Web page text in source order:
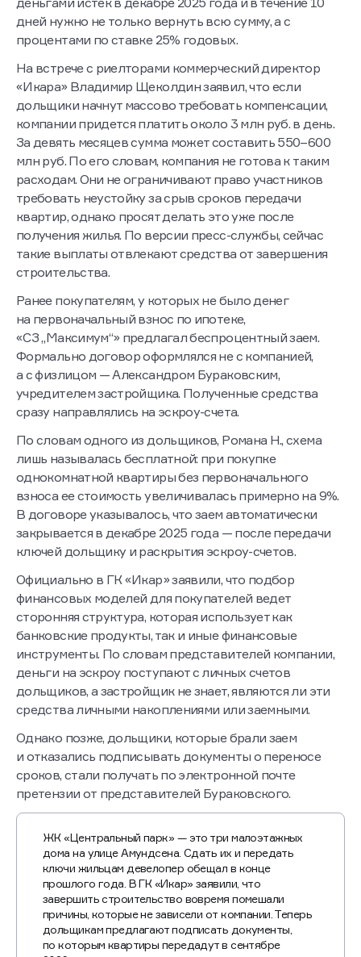
66.RU. В письме им заявили, что срок пользования
деньгами истек в декабре 2025 года и в течение 10
дней нужно не только вернуть всю сумму, а с
процентами по ставке 25% годовых.
На встрече с риелторами коммерческий директор
«Икара» Владимир Щеколдин заявил, что если
дольщики начнут массово требовать компенсации,
компании придется платить около 3 млн руб. в день.
За девять месяцев сумма может составить 550–600
млн руб. По его словам, компания не готова к таким
расходам. Они не ограничивают право участников
требовать неустойку за срыв сроков передачи
квартир, однако просят делать это уже после
получения жилья. По версии пресс-службы, сейчас
такие выплаты отвлекают средства от завершения
строительства.
Ранее покупателям, у которых не было денег
на первоначальный взнос по ипотеке,
«СЗ „Максимум“» предлагал беспроцентный заем.
Формально договор оформлялся не с компанией,
а с физлицом — Александром Бураковским,
учредителем застройщика. Полученные средства
сразу направлялись на эскроу-счета.
По словам одного из дольщиков, Романа Н., схема
лишь называлась бесплатной: при покупке
однокомнатной квартиры без первоначального
взноса ее стоимость увеличивалась примерно на 9%.
В договоре указывалось, что заем автоматически
закрывается в декабре 2025 года — после передачи
ключей дольщику и раскрытия эскроу-счетов.
Официально в ГК «Икар» заявили, что подбор
финансовых моделей для покупателей ведет
сторонняя структура, которая использует как
банковские продукты, так и иные финансовые
инструменты. По словам представителей компании,
деньги на эскроу поступают с личных счетов
дольщиков, а застройщик не знает, являются ли эти
средства личными накоплениями или заемными.
Однако позже, дольщики, которые брали заем
и отказались подписывать документы о переносе
сроков, стали получать по электронной почте
претензии от представителей Бураковского.
ЖК «Центральный парк» — это три малоэтажных
дома на улице Амундсена. Сдать их и передать
ключи жильцам девелопер обещал в конце
прошлого года. В ГК «Икар» заявили, что
завершить строительство вовремя помешали
причины, которые не зависели от компании. Теперь